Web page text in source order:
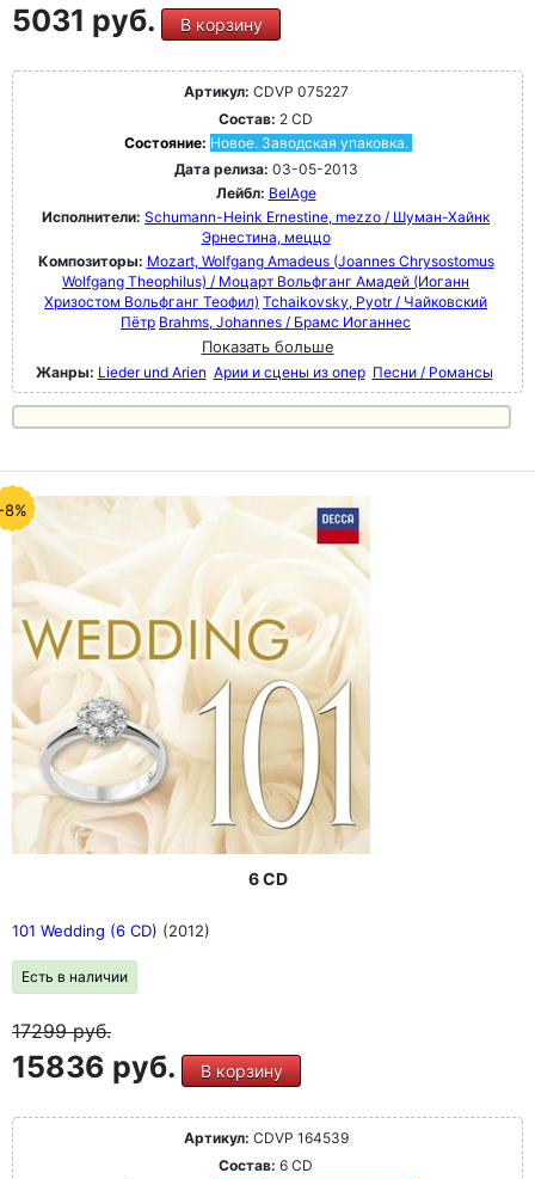
5031 руб. В корзину
Артикул: CDVP 075227
Состав: 2 CD
Состояние: Новое. Заводская упаковка.
Дата релиза: 03-05-2013
Лейбл: BelAge
Исполнители: Schumann-Heink Ernestine, mezzo / Шуман-Хайнк
Эрнестина, меццо
Композиторы: Mozart, Wolfgang Amadeus (Joannes Chrysostomus
Wolfgang Theophilus) / Моцарт Вольфганг Амадей (Иоганн
Хризостом Вольфганг Теофил) Tchaikovsky, Pyotr / Чайковский
Пётр Brahms, Johannes / Брамс Иоганнес
Показать больше
Жанры: Lieder und Arien Арии и сцены из опер Песни / Романсы
8%
6 CD
101 Wedding (6 CD) (2012)
Есть в наличии
17299руб.
15836 руб. В корзину
Артикул: CDVP 164539
Состав: 6 CD